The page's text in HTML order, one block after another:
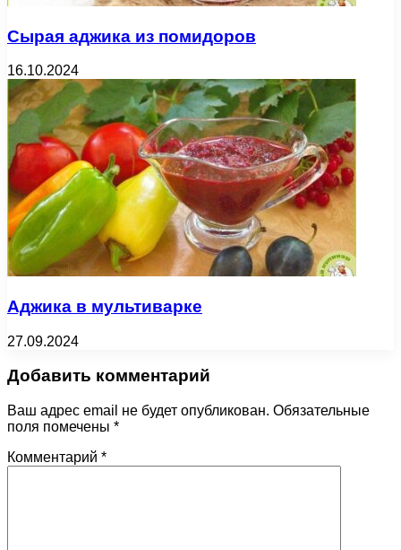
Сырая аджика из помидоров
16.10.2024
Аджика в мультиварке
27.09.2024
Добавить комментарий
Ваш адрес email не будет опубликован. Обязательные
поля помечены *
Комментарий *